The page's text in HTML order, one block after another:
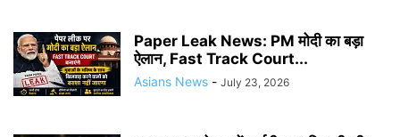
Paper Leak News: PM मोदी का बड़ा
ऐलान, Fast Track Court...
Asians News - July 23, 2026